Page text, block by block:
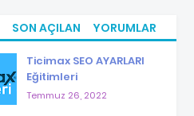
SON AÇILAN YORUMLAR
Ticimax SEO AYARLARI
Eğitimleri
Temmuz 26, 2022